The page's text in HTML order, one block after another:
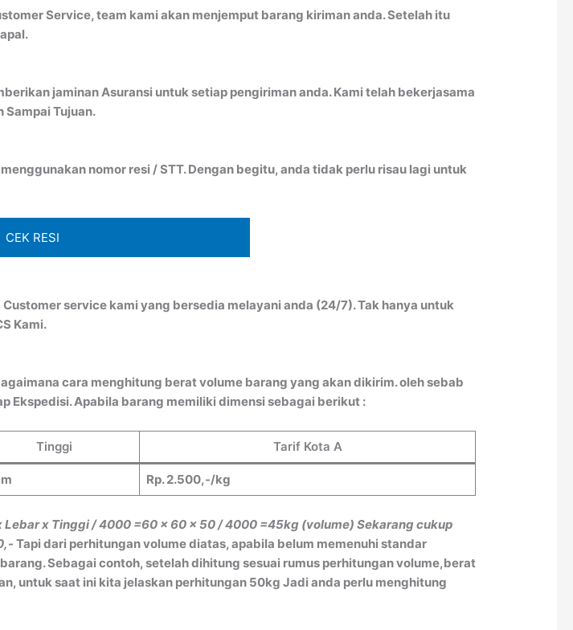
Service, team kami akan menjemput barang kiriman anda. Setelah itu
jaminan Asuransi untuk setiap pengiriman anda. Kami telah bekerjasama
Sampai Tujuan.
nomor resi / STT. Dengan begitu, anda tidak perlu risau lagi untuk
CEK RESI
service kami yang bersedia melayani anda (24/7). Tak hanya untuk
Kami.
cara menghitung berat volume barang yang akan dikirim. oleh sebab
Ekspedisi. Apabila barang memiliki dimensi sebagai berikut :
Tinggi Tarif Kota A
Rp. 2.500,-/kg
Lebar x Tinggi / 4000 =60 x 60 x 50 / 4000 =45kg (volume) Sekarang cukup
Tapi dari perhitungan volume diatas, apabila belum memenuhi standar
Sebagai contoh, setelah dihitung sesuai rumus perhitungan volume,berat
untuk saat ini kita jelaskan perhitungan 50kg Jadi anda perlu menghitung